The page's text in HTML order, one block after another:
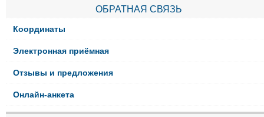
ОБРАТНАЯ СВЯЗЬ
Координаты
Электронная приёмная
Отзывы и предложения
Онлайн-анкета